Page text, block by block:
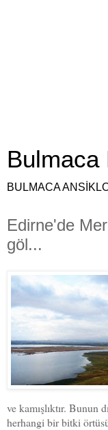
Bulmaca
BULMACA
Edirne'de
göl...
ve kamışlıktır. Bunun
herhangi bir bitki